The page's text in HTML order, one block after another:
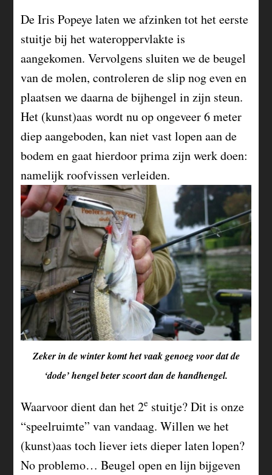
De Iris Popeye laten we afzinken tot het eerste
stuitje bij het wateroppervlakte is
aangekomen. Vervolgens sluiten we de beugel
van de molen, controleren de slip nog even en
plaatsen we daarna de bijhengel in zijn steun.
Het (kunst)aas wordt nu op ongeveer 6 meter
diep aangeboden, kan niet vast lopen aan de
bodem en gaat hierdoor prima zijn werk doen:
namelijk roofvissen verleiden.
Zeker in de winter komt het vaak genoeg voor dat de
‘dode’ hengel beter scoort dan de handhengel.
Waarvoor dient dan het 2e stuitje? Dit is onze
“speelruimte” van vandaag. Willen we het
(kunst)aas toch liever iets dieper laten lopen?
No problemo… Beugel open en lijn bijgeven